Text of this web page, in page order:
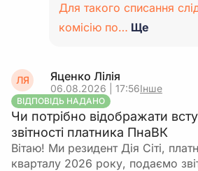
Для такого списання
комісію по… Ще
ЛЯ Яценко Лілія
06.08.2026 | 17:56Інше
ВІДПОВІДЬ НАДАНО
Чи потрібно відображати
звітності платника ПнаВК
Вітаю! Ми резидент Дія Сіті,
кварталу 2026 року, подаємо